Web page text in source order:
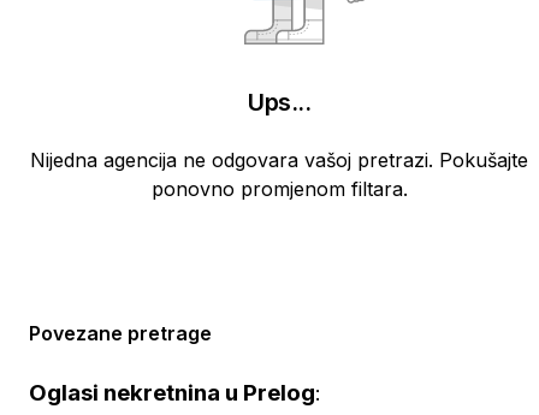
Ups...
Nijedna agencija ne odgovara vašoj pretrazi. Pokušajte
ponovno promjenom filtara.
Povezane pretrage
Oglasi nekretnina u Prelog: